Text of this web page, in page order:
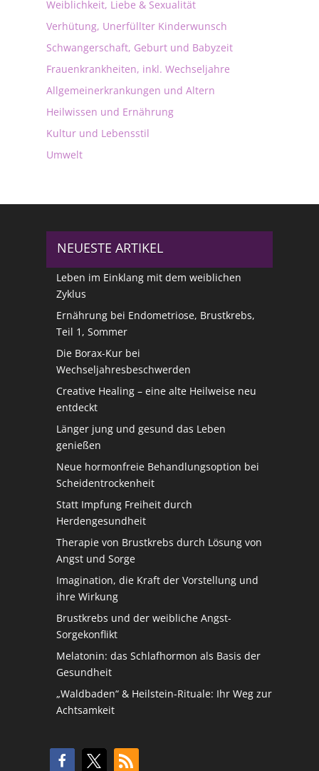
Weiblichkeit, Liebe & Sexualität
Verhütung, Unerfüllter Kinderwunsch
Schwangerschaft, Geburt und Babyzeit
Frauenkrankheiten, inkl. Wechseljahre
Allgemeinerkrankungen und Altern
Heilwissen und Ernährung
Kultur und Lebensstil
Umwelt
NEUESTE ARTIKEL
Leben im Einklang mit dem weiblichen
Zyklus
Ernährung bei Endometriose, Brustkrebs,
Teil 1, Sommer
Die Borax-Kur bei
Wechseljahresbeschwerden
Creative Healing – eine alte Heilweise neu
entdeckt
Länger jung und gesund das Leben
genießen
Neue hormonfreie Behandlungsoption bei
Scheidentrockenheit
Statt Impfung Freiheit durch
Herdengesundheit
Therapie von Brustkrebs durch Lösung von
Angst und Sorge
Imagination, die Kraft der Vorstellung und
ihre Wirkung
Brustkrebs und der weibliche Angst-
Sorgekonflikt
Melatonin: das Schlafhormon als Basis der
Gesundheit
„Waldbaden“ & Heilstein-Rituale: Ihr Weg zur
Achtsamkeit